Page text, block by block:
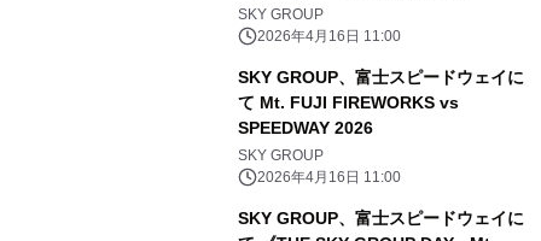
Valhalla」国内デリバリーを開始
SKY GROUP
2026年4月16日 11:00
SKY GROUP、富士スピードウェイに
て Mt. FUJI FIREWORKS vs
SPEEDWAY 2026
SKY GROUP
2026年4月16日 11:00
SKY GROUP、富士スピードウェイに